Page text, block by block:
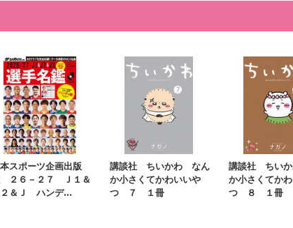
談社 ちいかわ なん
さくてかわいいや
７ １冊
講談社 ちいかわ なん
か小さくてかわいいや
つ ８ １冊
福島県など
４個入 １パ